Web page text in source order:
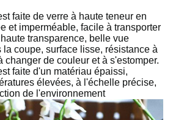
faite de verre à haute teneur en
et imperméable, facile à transporter
transparence, belle vue
coupe, surface lisse, résistance à
changer de couleur et à s'estomper.
faite d'un matériau épaissi,
élevées, à l'échelle précise,
de l'environnement